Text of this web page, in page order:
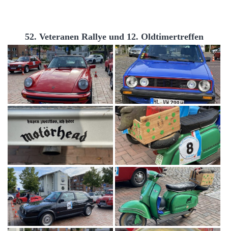
52. Veteranen Rallye und 12. Oldtimertreffen